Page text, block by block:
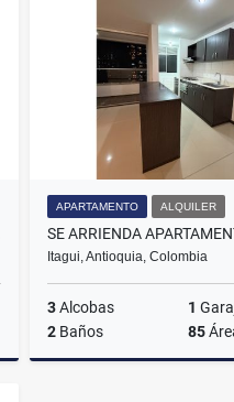
$6.000.000
APARTAMENTO ALQUILER
Itagui, Antioquia, Colombia
3Alcobas 1
2 Baños 85